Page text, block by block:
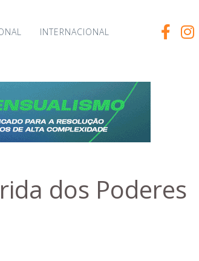
INTERNACIONAL
dos Poderes